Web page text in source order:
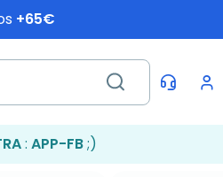
+65€
: APP-FB;)